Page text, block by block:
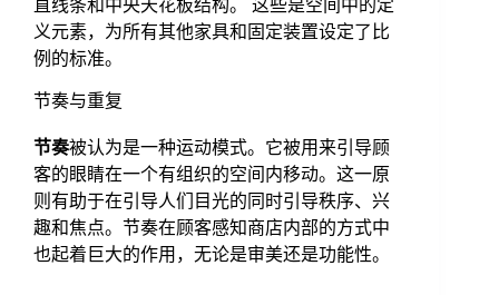
直线条和中央天花板结构。 这些是空间中的定
义元素，为所有其他家具和固定装置设定了比
例的标准。
节奏与重复
节奏被认为是一种运动模式。它被用来引导顾
客的眼睛在一个有组织的空间内移动。这一原
则有助于在引导人们目光的同时引导秩序、兴
趣和焦点。节奏在顾客感知商店内部的方式中
也起着巨大的作用，无论是审美还是功能性。